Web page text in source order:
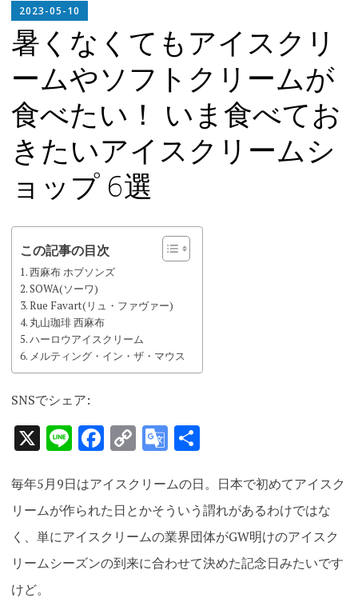
ン
テ
ン
ツ
ス
キ
ッ
プ
2023-05-10
CHIEF
暑くなくてもアイスクリ
ームやソフトクリームが
食べたい！ いま食べてお
きたいアイスクリームシ
ョップ 6選
この記事の目次
西麻布 ホブソンズ
SOWA(ソーワ)
Rue Favart(リュ・ファヴァー)
丸山珈琲 西麻布
ハーロウアイスクリーム
メルティング・イン・ザ・マウス
SNSでシェア:
X LineFacebook
CopyGoogle
共
毎年5月9日はアイスクリームの日。日本で初めてアイスク
リームが作られた日とかそういう謂れがあるわけではな
く、単にアイスクリームの業界団体がGW明けのアイスク
リームシーズンの到来に合わせて決めた記念日みたいです
けど。